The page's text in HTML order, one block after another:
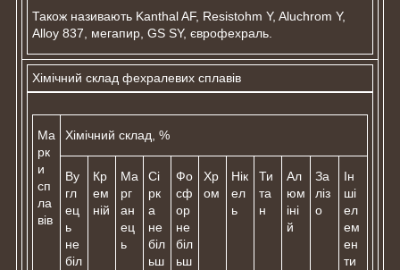
Також називають Kanthal AF, Resistohm Y, Aluchrom Y,
Alloy 837, мегапир, GS SY, єврофехраль.
Хімічний склад фехралевих сплавів
Ма
рк
и
сп
ла
вів
Хімічний склад, %
Ву
гл
ец
ь
не
біл
Кр
ем
ній
Ма
рг
ан
ец
ь
Сі
рк
а
не
біл
ьш
Фо
сф
ор
не
біл
ьш
Хр
ом
Нік
ел
ь
Ти
та
н
Ал
юм
іні
й
За
ліз
о
Ін
ші
ел
ем
ен
ти